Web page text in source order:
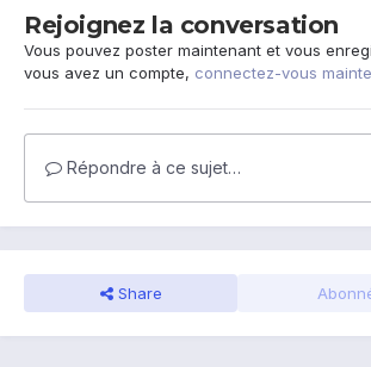
Rejoignez la conversation
Vous pouvez poster maintenant et vous
vous avez un compte, connectez-vous
Répondre à ce sujet…
Share